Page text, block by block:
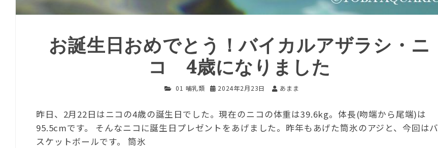
お誕生日おめでとう！バイカルアザラシ・ニ
コ 4歳になりました
01 哺乳類 2024年2月23日 あまま
昨日、2月22日はニコの4歳の誕生日でした。現在のニコの体重は39.6kg。体長(吻端から尾端)は
95.5cmです。 そんなニコに誕生日プレゼントをあげました。昨年もあげた筒氷のアジと、今回はバ
スケットボールです。 筒氷